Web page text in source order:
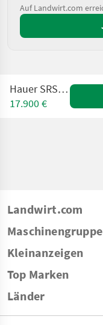
Auf Landwirt.com
Hauer SRS-2 2800
17.900 €
Landwirt.com
Kleinanzeigen
Top Marken
Länder